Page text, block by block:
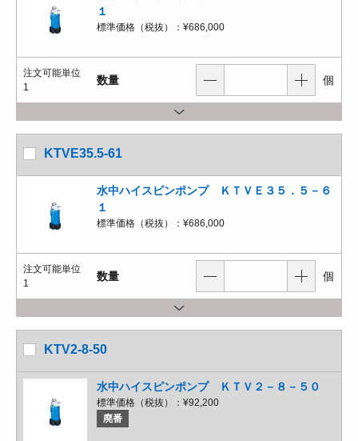
１
標準価格（税抜）： ¥686,000
注文可能単位
1
数量 個
KTVE35.5-61
水中ハイスピンポンプ ＫＴＶＥ３５．５－６
１
標準価格（税抜）： ¥686,000
注文可能単位
1
数量 個
KTV2-8-50
水中ハイスピンポンプ ＫＴＶ２－８－５０
標準価格（税抜）： ¥92,200
廃番